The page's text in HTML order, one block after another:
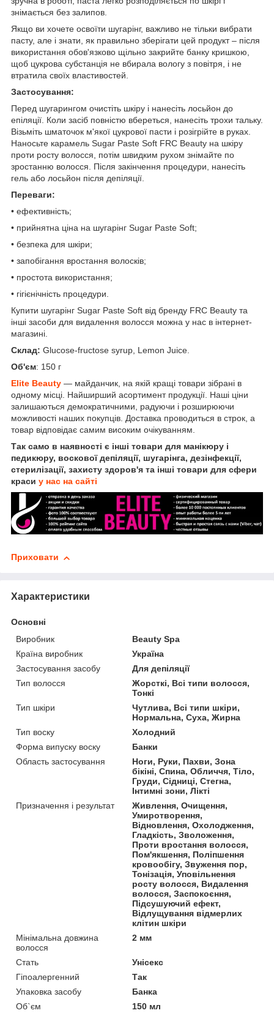
знімається без залипов.
Якщо ви хочете освоїти шугарінг, важливо не тільки вибрати
пасту, але і знати, як правильно зберігати цей продукт – після
використання обов'язково щільно закрийте банку кришкою,
щоб цукрова субстанція не вбирала вологу з повітря, і не
втратила своїх властивостей.
Застосування:
Перед шугарингом очистіть шкіру і нанесіть лосьйон до
епіляції. Коли засіб повністю вбереться, нанесіть трохи тальку.
Візьміть шматочок м'якої цукрової пасти і розігрійте в руках.
Наносьте карамель Sugar Paste Soft FRC Beauty на шкіру
проти росту волосся, потім швидким рухом знімайте по
зростанню волосся. Після закінчення процедури, нанесіть
гель або лосьйон після депіляції.
Переваги:
• ефективність;
• прийнятна ціна на шугарінг Sugar Paste Soft;
• безпека для шкіри;
• запобігання вростання волосків;
• простота використання;
• гігієнічність процедури.
Купити шугарінг Sugar Paste Soft від бренду FRC Beauty та
інші засоби для видалення волосся можна у нас в інтернет-
магазині.
Склад: Glucose-fructose syrup, Lemon Juice.
Об'єм: 150 г
Elite Beauty — майданчик, на якій кращі товари зібрані в
одному місці. Найширший асортимент продукції. Наші ціни
залишаються демократичними, радуючи і розширюючи
можливості наших покупців. Доставка проводиться в строк, а
товар відповідає самим високим очікуванням.
Так само в наявності є інші товари для манікюру і
педикюру, воскової депіляції, шугарінга, дезінфекції,
стерилізації, захисту здоров'я та інші товари для сфери
краси у нас на сайті
Приховати
Характеристики
Основні
Виробник
Beauty Spa
Країна виробник
Україна
Застосування засобу
Для депіляції
Тип волосся
Жорсткі, Всі типи волосся,
Тонкі
Тип шкіри
Чутлива, Всі типи шкіри,
Нормальна, Суха, Жирна
Тип воску
Холодний
Форма випуску воску
Банки
Область застосування
Ноги, Руки, Пахви, Зона
бікіні, Спина, Обличчя, Тіло,
Груди, Сідниці, Стегна,
Інтимні зони, Лікті
Призначення і результат
Живлення, Очищення,
Умиротворення,
Відновлення, Охолодження,
Гладкість, Зволоження,
Проти вростання волосся,
Пом'якшення, Поліпшення
кровообігу, Звуження пор,
Тонізація, Уповільнення
росту волосся, Видалення
волосся, Заспокоєння,
Підсушуючий ефект,
Відлущування відмерлих
клітин шкіри
Мінімальна довжина
волосся
2 мм
Стать
Унісекс
Гіпоалергенний
Так
Упаковка засобу
Банка
Об`єм
150 мл